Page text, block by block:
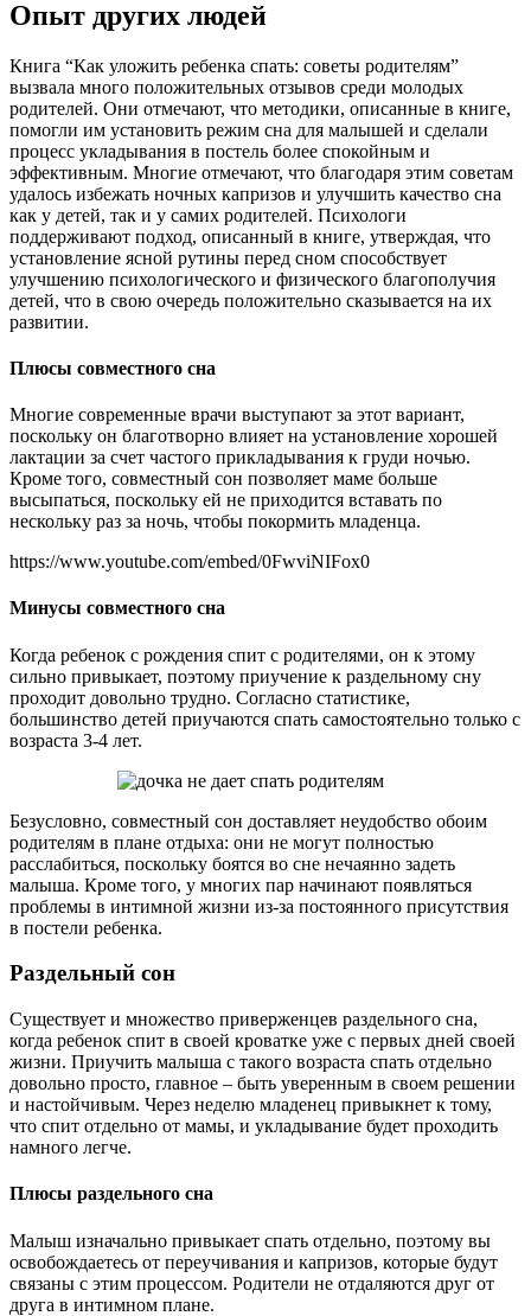
Опыт других людей
Книга “Как уложить ребенка спать: советы родителям”
вызвала много положительных отзывов среди молодых
родителей. Они отмечают, что методики, описанные в книге,
помогли им установить режим сна для малышей и сделали
процесс укладывания в постель более спокойным и
эффективным. Многие отмечают, что благодаря этим советам
удалось избежать ночных капризов и улучшить качество сна
как у детей, так и у самих родителей. Психологи
поддерживают подход, описанный в книге, утверждая, что
установление ясной рутины перед сном способствует
улучшению психологического и физического благополучия
детей, что в свою очередь положительно сказывается на их
развитии.
Плюсы совместного сна
Многие современные врачи выступают за этот вариант,
поскольку он благотворно влияет на установление хорошей
лактации за счет частого прикладывания к груди ночью.
Кроме того, совместный сон позволяет маме больше
высыпаться, поскольку ей не приходится вставать по
нескольку раз за ночь, чтобы покормить младенца.
https://www.youtube.com/embed/0FwviNIFox0
Минусы совместного сна
Когда ребенок с рождения спит с родителями, он к этому
сильно привыкает, поэтому приучение к раздельному сну
проходит довольно трудно. Согласно статистике,
большинство детей приучаются спать самостоятельно только с
возраста 3-4 лет.
Безусловно, совместный сон доставляет неудобство обоим
родителям в плане отдыха: они не могут полностью
расслабиться, поскольку боятся во сне нечаянно задеть
малыша. Кроме того, у многих пар начинают появляться
проблемы в интимной жизни из-за постоянного присутствия
в постели ребенка.
Раздельный сон
Существует и множество приверженцев раздельного сна,
когда ребенок спит в своей кроватке уже с первых дней своей
жизни. Приучить малыша с такого возраста спать отдельно
довольно просто, главное – быть уверенным в своем решении
и настойчивым. Через неделю младенец привыкнет к тому,
что спит отдельно от мамы, и укладывание будет проходить
намного легче.
Плюсы раздельного сна
Малыш изначально привыкает спать отдельно, поэтому вы
освобождаетесь от переучивания и капризов, которые будут
связаны с этим процессом. Родители не отдаляются друг от
друга в интимном плане.